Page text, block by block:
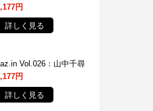
円
詳しく見る
Vol.026：山中千尋
円
詳しく見る